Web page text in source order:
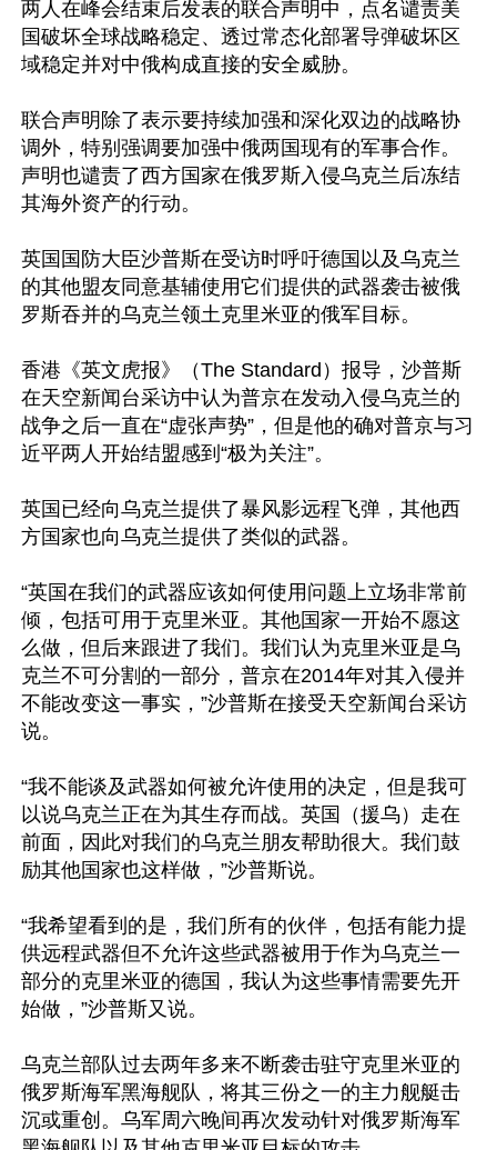
两人在峰会结束后发表的联合声明中，点名谴责美
国破坏全球战略稳定、透过常态化部署导弹破坏区
域稳定并对中俄构成直接的安全威胁。
联合声明除了表示要持续加强和深化双边的战略协
调外，特别强调要加强中俄两国现有的军事合作。
声明也谴责了西方国家在俄罗斯入侵乌克兰后冻结
其海外资产的行动。
英国国防大臣沙普斯在受访时呼吁德国以及乌克兰
的其他盟友同意基辅使用它们提供的武器袭击被俄
罗斯吞并的乌克兰领土克里米亚的俄军目标。
香港《英文虎报》（The Standard）报导，沙普斯
在天空新闻台采访中认为普京在发动入侵乌克兰的
战争之后一直在“虚张声势”，但是他的确对普京与习
近平两人开始结盟感到“极为关注”。
英国已经向乌克兰提供了暴风影远程飞弹，其他西
方国家也向乌克兰提供了类似的武器。
“英国在我们的武器应该如何使用问题上立场非常前
倾，包括可用于克里米亚。其他国家一开始不愿这
么做，但后来跟进了我们。我们认为克里米亚是乌
克兰不可分割的一部分，普京在2014年对其入侵并
不能改变这一事实，”沙普斯在接受天空新闻台采访
说。
“我不能谈及武器如何被允许使用的决定，但是我可
以说乌克兰正在为其生存而战。英国（援乌）走在
前面，因此对我们的乌克兰朋友帮助很大。我们鼓
励其他国家也这样做，”沙普斯说。
“我希望看到的是，我们所有的伙伴，包括有能力提
供远程武器但不允许这些武器被用于作为乌克兰一
部分的克里米亚的德国，我认为这些事情需要先开
始做，”沙普斯又说。
乌克兰部队过去两年多来不断袭击驻守克里米亚的
俄罗斯海军黑海舰队，将其三份之一的主力舰艇击
沉或重创。乌军周六晚间再次发动针对俄罗斯海军